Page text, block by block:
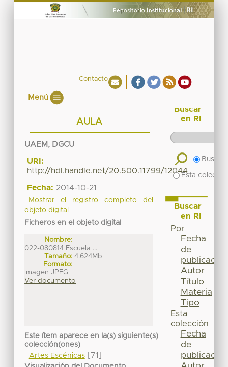
Contacto
Menú
AULA
UAEM, DGCU
URI:
http://hdl.handle.net/20.500.11799/12044
Fecha: 2014-10-21
Mostrar el registro completo del
objeto digital
Ficheros en el objeto digital
Nombre:
022-080814 Escuela ...
Tamaño: 4.624Mb
Formato:
imagen JPEG
Ver documento
Este ítem aparece en la(s) siguiente(s)
colección(ones)
Artes Escénicas[71]
Buscar
en RI
Buscar
Esta
Buscar
en RI
Por
Fecha
de
publicación
Autor
Título
Materia
Tipo
Esta
colección
Fecha
de
publicación